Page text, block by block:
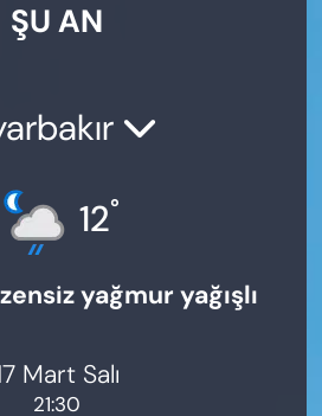
ŞU AN
12°
yağmur yağışlı
Mart Salı
21:30